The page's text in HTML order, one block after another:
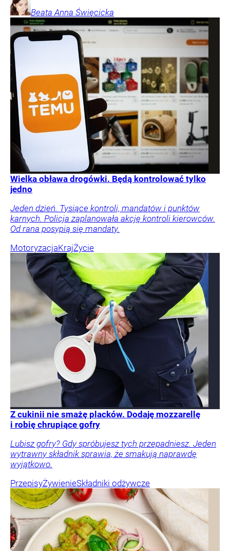
Beata Anna Święcicka
Wielka obława drogówki. Będą kontrolować tylko
jedno
Jeden dzień. Tysiące kontroli, mandatów i punktów
karnych. Policja zaplanowała akcję kontroli kierowców.
Od rana posypią się mandaty.
MotoryzacjaKrajŻycie
Z cukinii nie smażę placków. Dodaję mozzarellę
i robię chrupiące gofry
Lubisz gofry? Gdy spróbujesz tych przepadniesz. Jeden
wytrawny składnik sprawia, że smakują naprawdę
wyjątkowo.
PrzepisyŻywienieSkładniki odżywcze